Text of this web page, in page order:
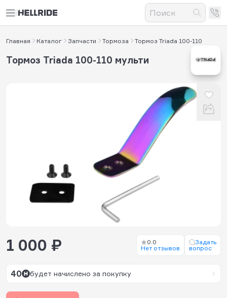
Главная Каталог Запчасти Тормоза Тормоз Triada 100-110
Тормоз Triada 100-110 мульти
1 000 ₽
0.0
Нет отзывов
Задать
вопрос
40 будет начислено за покупку